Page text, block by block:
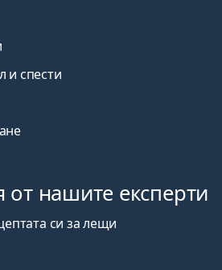
и спести
нашите експерти
си за лещи